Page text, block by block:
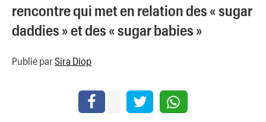
rencontre qui met en relation des « sugar
daddies » et des « sugar babies »
Publié par Sira Diop